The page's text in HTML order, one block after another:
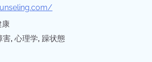
康
害, 心理学, 躁状態